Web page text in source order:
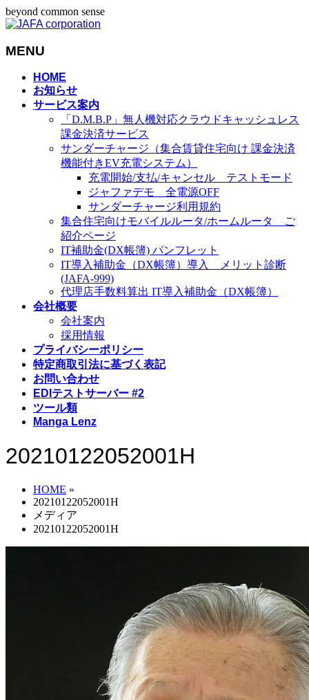
beyond common sense
MENU
HOME
お知らせ
サービス案内
「D.M.B.P」無人機対応クラウドキャッシュレス
課金決済サービス
サンダーチャージ（集合賃貸住宅向け 課金決済
機能付きEV充電システム）
充電開始/支払/キャンセル テストモード
ジャファデモ 全電源OFF
サンダーチャージ利用規約
集合住宅向けモバイルルータ/ホームルータ ご
紹介ページ
IT補助金(DX帳簿) パンフレット
IT導入補助金（DX帳簿）導入 メリット診断
(JAFA-999)
代理店手数料算出 IT導入補助金（DX帳簿）
会社概要
会社案内
採用情報
プライバシーポリシー
特定商取引法に基づく表記
お問い合わせ
EDIテストサーバー #2
ツール類
Manga Lenz
20210122052001H
HOME »
20210122052001H
メディア
20210122052001H